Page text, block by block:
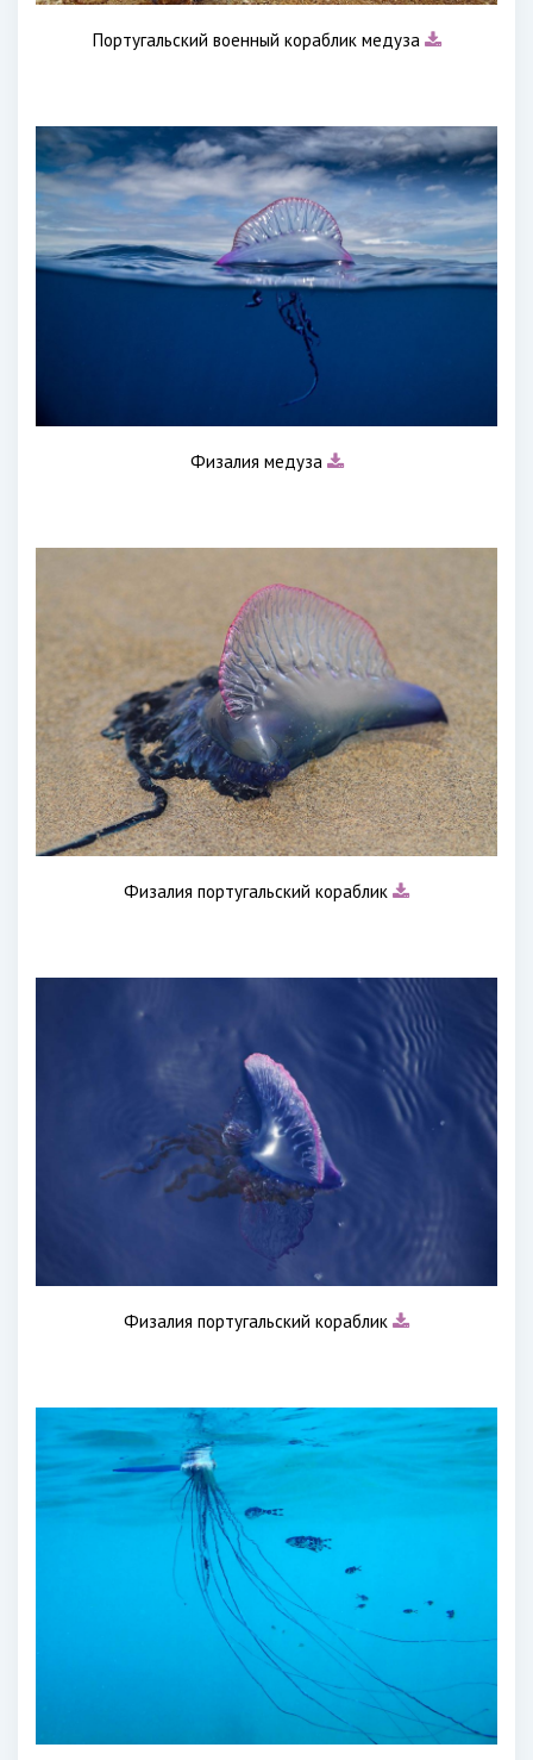
Португальский военный кораблик медуза
Физалия медуза
Физалия португальский кораблик
Физалия португальский кораблик